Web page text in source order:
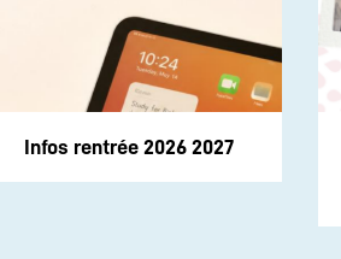
Infos rentrée 2026 2027